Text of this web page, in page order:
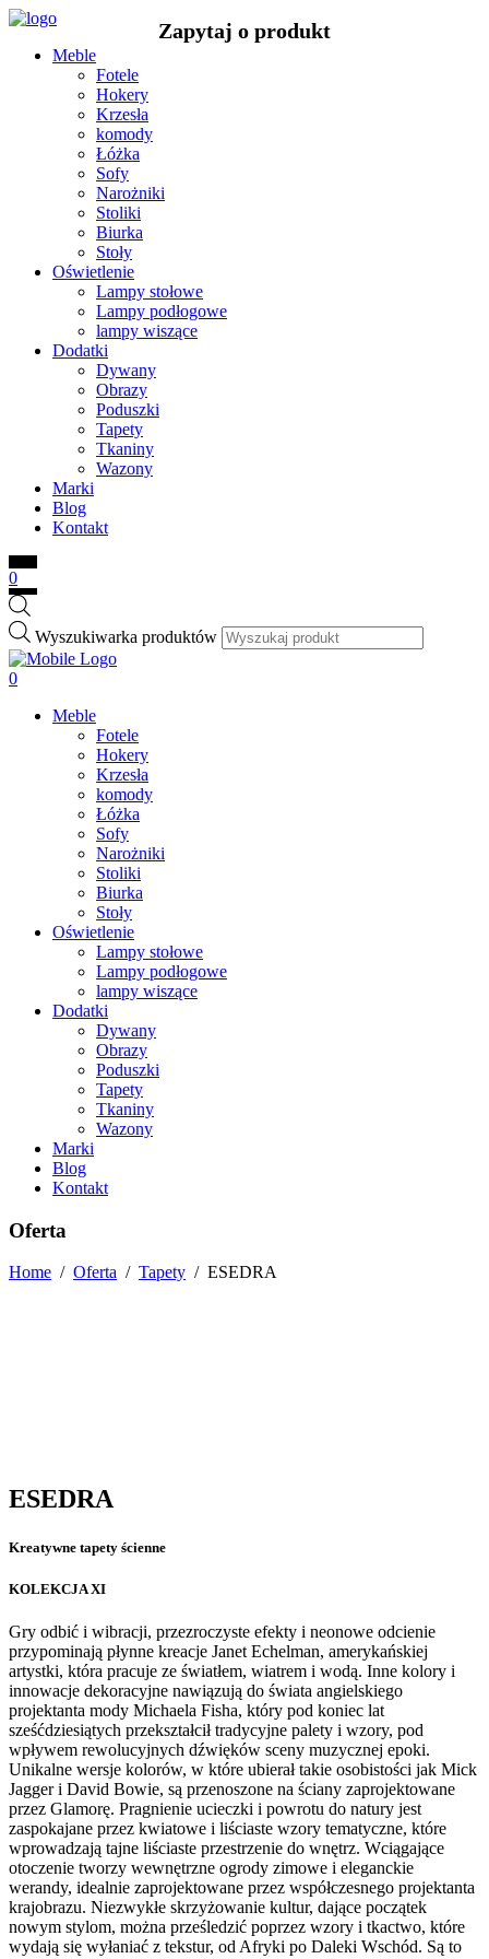
Meble
Fotele
Hokery
Krzesła
komody
Łóżka
Sofy
Narożniki
Stoliki
Biurka
Stoły
Oświetlenie
Lampy stołowe
Lampy podłogowe
lampy wiszące
Dodatki
Dywany
Obrazy
Poduszki
Tapety
Tkaniny
Wazony
Marki
Blog
Kontakt
0
Wyszukiwarka produktów
0
Meble
Fotele
Hokery
Krzesła
komody
Łóżka
Sofy
Narożniki
Stoliki
Biurka
Stoły
Oświetlenie
Lampy stołowe
Lampy podłogowe
lampy wiszące
Dodatki
Dywany
Obrazy
Poduszki
Tapety
Tkaniny
Wazony
Marki
Blog
Kontakt
Oferta
Home / Oferta / Tapety / ESEDRA
ESEDRA
Kreatywne tapety ścienne
KOLEKCJA XI
Gry odbić i wibracji, przezroczyste efekty i neonowe odcienie
przypominają płynne kreacje Janet Echelman, amerykańskiej
artystki, która pracuje ze światłem, wiatrem i wodą. Inne kolory i
innowacje dekoracyjne nawiązują do świata angielskiego
projektanta mody Michaela Fisha, który pod koniec lat
sześćdziesiątych przekształcił tradycyjne palety i wzory, pod
wpływem rewolucyjnych dźwięków sceny muzycznej epoki.
Unikalne wersje kolorów, w które ubierał takie osobistości jak Mick
Jagger i David Bowie, są przenoszone na ściany zaprojektowane
przez Glamorę. Pragnienie ucieczki i powrotu do natury jest
zaspokajane przez kwiatowe i liściaste wzory tematyczne, które
wprowadzają tajne liściaste przestrzenie do wnętrz. Wciągające
otoczenie tworzy wewnętrzne ogrody zimowe i eleganckie
werandy, idealnie zaprojektowane przez współczesnego projektanta
krajobrazu. Niezwykłe skrzyżowanie kultur, dające początek
nowym stylom, można prześledzić poprzez wzory i tkactwo, które
wydają się wyłaniać z tekstur, od Afryki po Daleki Wschód. Są to